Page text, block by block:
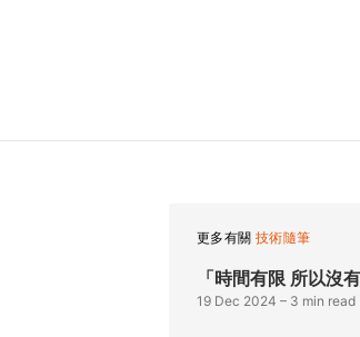
更多有關 技術隨筆
「時間有限 所以沒
19 Dec 2024 – 3 min read